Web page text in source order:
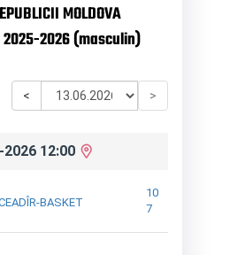
MOLDOVA
2025-2026 (masculin)
< >
2026 12:00
BASKET
10
7